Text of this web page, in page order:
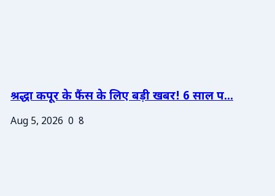
श्रद्धा कपूर के फैंस के लिए बड़ी खबर! 6 साल प...
Aug 5, 2026 0 8